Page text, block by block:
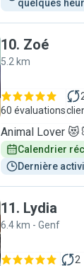
quelques
10. Zoé
5.2 km
60 évaluations
Animal Lover
Calendrier
Dernière
11. Lydia
6.4 km - Genf
2